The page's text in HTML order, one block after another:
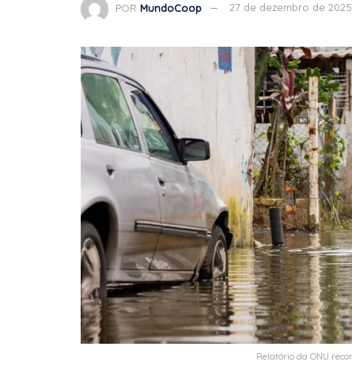
POR MundoCoop 27 de dezembro de 2025
Relatório da ONU